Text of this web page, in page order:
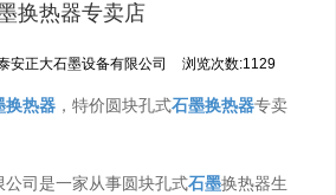
换热器专卖店
安正大石墨设备有限公司 浏览次数:1129
换热器 ，特价圆块孔式石墨换热器专卖
公司是一家从事圆块孔式石墨换热器生